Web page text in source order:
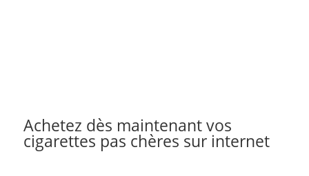
Achetez dès maintenant vos
cigarettes pas chères sur internet